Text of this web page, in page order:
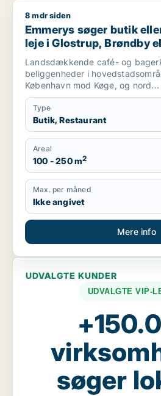
Emmerys søger butik eller
8 mdr siden
Emmerys søger butik
leje i Glostrup, Brøndby
m.fl.
Landsdækkende café- og
beliggenheder i
København mod Køge, og nord...
Type
Butik, Restaurant
Areal
100 - 250 m2
Max. per måned
Ikke angivet
Mere info
UDVALGTE KUNDER
UDVALGTE VIP-
søger